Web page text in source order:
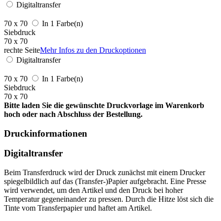
Digitaltransfer
70 x 70
In 1 Farbe(n)
Siebdruck
70 x 70
rechte SeiteMehr Infos zu den Druckoptionen
Digitaltransfer
70 x 70
In 1 Farbe(n)
Siebdruck
70 x 70
Bitte laden Sie die gewünschte Druckvorlage im Warenkorb
hoch oder nach Abschluss der Bestellung.
Druckinformationen
Digitaltransfer
Beim Transferdruck wird der Druck zunächst mit einem Drucker
spiegelbildlich auf das (Transfer-)Papier aufgebracht. Eine Presse
wird verwendet, um den Artikel und den Druck bei hoher
Temperatur gegeneinander zu pressen. Durch die Hitze löst sich die
Tinte vom Transferpapier und haftet am Artikel.